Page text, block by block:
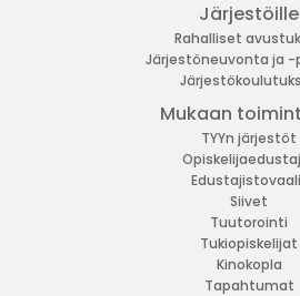
Järjestöille
Rahalliset
Järjestöneuvonta ja -
Mukaan
TYYn järjestöt
Siivet
Tuutorointi
Tukiopiskelijat
Kinokopla
Tapahtumat